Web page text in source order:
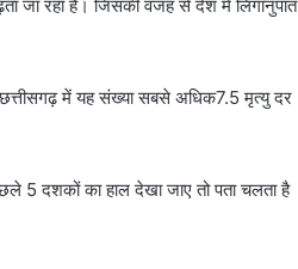
जा रहा है। जिसकी वजह से देश में लिंगानुपात
में यह संख्या सबसे अधिक7.5 मृत्यु दर
5 दशकों का हाल देखा जाए तो पता चलता है